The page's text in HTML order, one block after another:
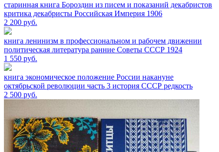
старинная книга Бороздин из писем и показаний декабристов
критика декабристы Российская Империя 1906
2 200 руб.
книга ленинизм в профессиональном и рабочем движении
политическая литература ранние Советы СССР 1924
1 550 руб.
книга экономическое положение России накануне
октябрьской революции часть 3 история СССР редкость
2 500 руб.